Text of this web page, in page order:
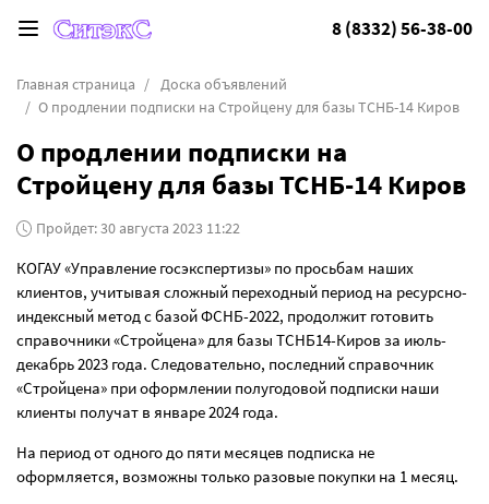
8 (8332) 56-38-00
Главная страница
Доска объявлений
О продлении подписки на Стройцену для базы ТСНБ-14 Киров
О продлении подписки на
Стройцену для базы ТСНБ-14 Киров
Пройдет: 30 августа 2023 11:22
КОГАУ «Управление госэкспертизы» по просьбам наших
клиентов, учитывая сложный переходный период на ресурсно-
индексный метод с базой ФСНБ-2022, продолжит готовить
справочники «Стройцена» для базы ТСНБ14-Киров за июль-
декабрь 2023 года. Следовательно, последний справочник
«Стройцена» при оформлении полугодовой подписки наши
клиенты получат в январе 2024 года.
На период от одного до пяти месяцев подписка не
оформляется, возможны только разовые покупки на 1 месяц.